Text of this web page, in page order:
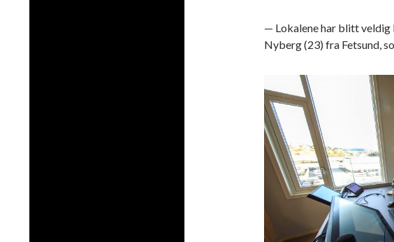
— Lokalene har blitt veldig
Nyberg (23) fra Fetsund,